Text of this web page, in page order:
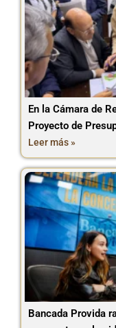
En la Cámara de
Proyecto de
Leer más »
Bancada Provida